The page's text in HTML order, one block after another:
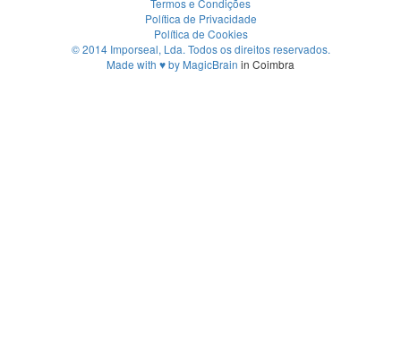
Termos e Condições
Política de Privacidade
Política de Cookies
© 2014 Imporseal, Lda. Todos os direitos reservados.
Made with ♥by MagicBrain in Coimbra